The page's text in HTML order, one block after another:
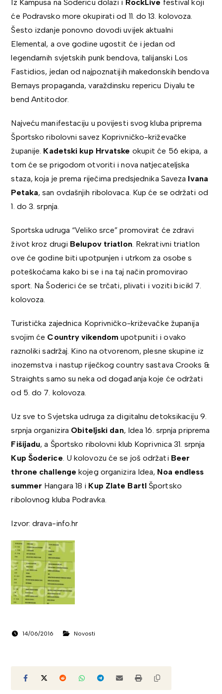
Iz Kampusa na Šodericu dolazi i RockLive festival koji
će Podravsko more okupirati od 11. do 13. kolovoza.
Šesto izdanje ponovno dovodi uvijek aktualni
Elemental, a ove godine ugostit će i jedan od
legendarnih svjetskih punk bendova, talijanski Los
Fastidios, jedan od najpoznatijih makedonskih bendova
Bernays propaganda, varaždinsku repericu Diyalu te
bend Antitodor.
Najveću manifestaciju u povijesti svog kluba priprema
Športsko ribolovni savez Koprivničko-križevačke
županije. Kadetski kup Hrvatske okupit će 56 ekipa, a
tom će se prigodom otvoriti i nova natjecateljska
staza, koja je prema riječima predsjednika Saveza Ivana
Petaka, san ovdašnjih ribolovaca. Kup će se održati od
1. do 3. srpnja.
Sportska udruga “Veliko srce” promovirat će zdravi
život kroz drugi Belupov triatlon. Rekrativni triatlon
ove će godine biti upotpunjen i utrkom za osobe s
poteškoćama kako bi se i na taj način promovirao
sport. Na Šoderici će se trčati, plivati i voziti bicikl 7.
kolovoza.
Turistička zajednica Koprivničko-križevačke županija
svojim će Country vikendom upotpuniti i ovako
raznoliki sadržaj. Kino na otvorenom, plesne skupine iz
inozemstva i nastup riječkog country sastava Crooks &
Straights samo su neka od događanja koje će održati
od 5. do 7. kolovoza.
Uz sve to Svjetska udruga za digitalnu detoksikaciju 9.
srpnja organizira Obiteljski dan, Idea 16. srpnja priprema
Fišijadu, a Športsko ribolovni klub Koprivnica 31. srpnja
Kup Šoderice. U kolovozu će se još održati Beer
throne challenge kojeg organizira Idea, Noa endless
summer Hangara 18 i Kup Zlate BartlŠportsko
ribolovnog kluba Podravka.
Izvor: drava-info.hr
14/06/2016 Novosti